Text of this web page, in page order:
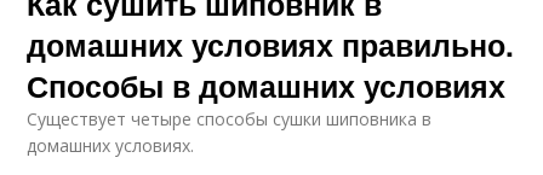
домашних условиях правильно.
Способы в домашних условиях
Существует четыре способы сушки шиповника в
домашних условиях.